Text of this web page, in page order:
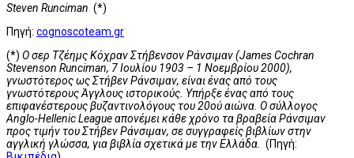
Steven Runciman (*)
Πηγή: cognoscoteam.gr
(*) Ο σερ Τζέημς Κόχραν Στήβενσον Ράνσιμαν (James Cochran
Stevenson Runciman, 7 Ιουλίου 1903 – 1 Νοεμβρίου2000),
γνωστότερος ως Στήβεν Ράνσιμαν, είναι ένας από τους
γνωστότερουςΆγγλους ιστορικούς. Υπήρξε ένας από τους
επιφανέστερους βυζαντινολόγους του 20ού αιώνα. Ο σύλλογος
Anglo-Hellenic Leagueαπονέμει κάθε χρόνο ταβραβεία Ράνσιμαν
προς τιμήν του Στήβεν Ράνσιμαν, σε συγγραφείς βιβλίων στην
αγγλική γλώσσα, για βιβλία σχετικά με την Ελλάδα.
(Πηγή: